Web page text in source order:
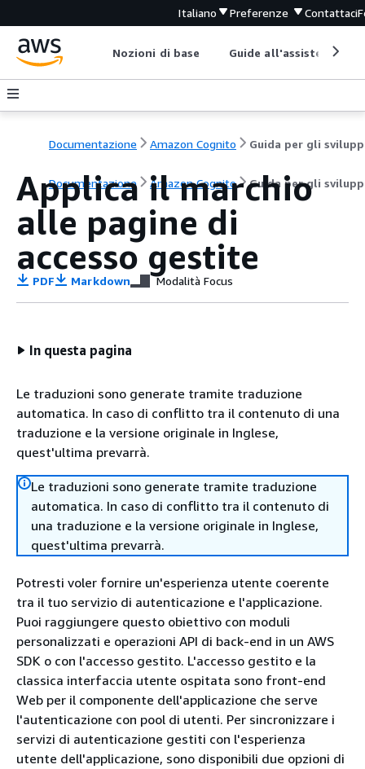
Italiano Preferenze Contattaci
Nozioni di base Guide all'assistenza
Documentazione Amazon Cognito
Documentazione Amazon Cognito Guida per gli
Applica il marchio
alle pagine di
accesso gestite
PDF Markdown Modalità Focus
In questa pagina
Le traduzioni sono generate tramite traduzione
automatica. In caso di conflitto tra il contenuto di una
traduzione e la versione originale in Inglese,
quest'ultima prevarrà.
Le traduzioni sono generate tramite traduzione
automatica. In caso di conflitto tra il contenuto di
una traduzione e la versione originale in Inglese,
quest'ultima prevarrà.
Potresti voler fornire un'esperienza utente coerente
tra il tuo servizio di autenticazione e l'applicazione.
Puoi raggiungere questo obiettivo con moduli
personalizzati e operazioni API di back-end in un AWS
SDK o con l'accesso gestito. L'accesso gestito e la
classica interfaccia utente ospitata sono front-end
Web per il componente dell'applicazione che serve
l'autenticazione con pool di utenti. Per sincronizzare i
servizi di autenticazione gestiti con l'esperienza
utente dell'applicazione, sono disponibili due opzioni di